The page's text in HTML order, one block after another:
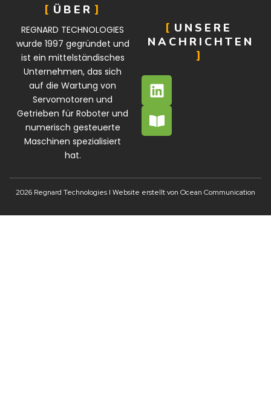
ÜBER
REGNARD TECHNOLOGIES
wurde 1997 gegründet und
ist ein mittelständisches
Unternehmen, das sich
auf die Wartung von
Servomotoren und
Getrieben für Roboter und
numerisch gesteuerte
Maschinen spezialisiert
hat.
UNSERE
NACHRICHTEN
2026 Regnard Technologies I Website erstellt von Ocean Communication